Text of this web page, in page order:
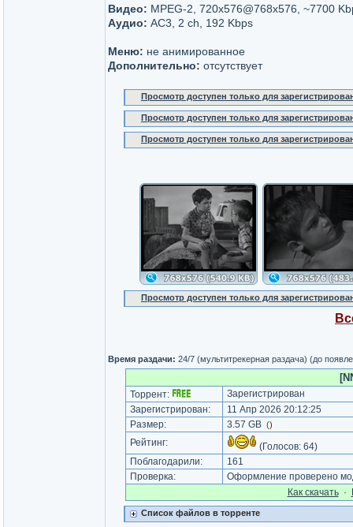
Видео: MPEG-2, 720x576@768x576, ~7700
Аудио: AC3, 2 ch, 192 Kbps
Меню: не анимированное
Дополнительно: отсутствует
Просмотр доступен только для
Просмотр доступен только для
Просмотр доступен только для
Просмотр доступен только для
Время раздачи: 24/7 (мультитрекерная раздача) (до
Торрент:
Зарегистрирован
Зарегистрирован:
11 Апр 2026 20:12:25
Размер:
3.57 GB ()
Рейтинг: (Голосов: 64)
Поблагодарили:
161
Проверка:
Оформление проверено
Как cкачать·
Список файлов в торренте